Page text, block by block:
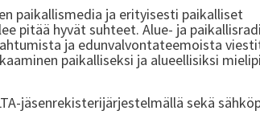
paikallismedia ja erityisesti paikalliset
pitää hyvät suhteet. Alue- ja
ja edunvalvontateemoista
paikalliseksi ja alueellisiksi
jäsenrekisterijärjestelmällä sekä